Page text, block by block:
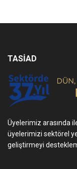
TASİAD
Üyelerimiz arasında
üyelerimizi sektörel
geliştirmeyi